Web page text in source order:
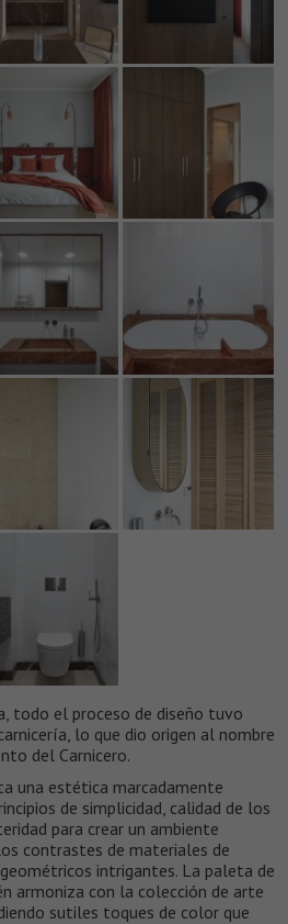
todo el proceso de diseño tuvo
lo que dio origen al nombre
del Carnicero.
una estética marcadamente
de simplicidad, calidad de los
para crear un ambiente
contrastes de materiales de
intrigantes. La paleta de
armoniza con la colección de arte
sutiles toques de color que